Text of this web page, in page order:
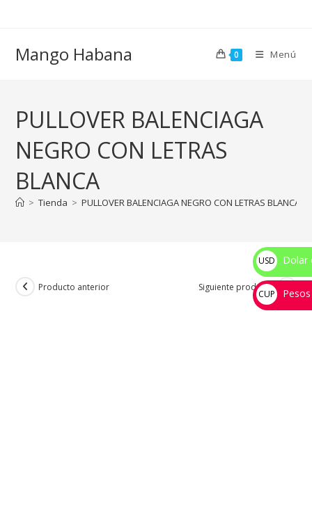
Mango Habana 0 Menú
PULLOVER BALENCIAGA
NEGRO CON LETRAS
BLANCA
> Tienda > PULLOVER BALENCIAGA NEGRO CON LETRAS BLANCA
Producto anterior Siguiente producto
USD
$
Dolar
CUP
💰
Pesos